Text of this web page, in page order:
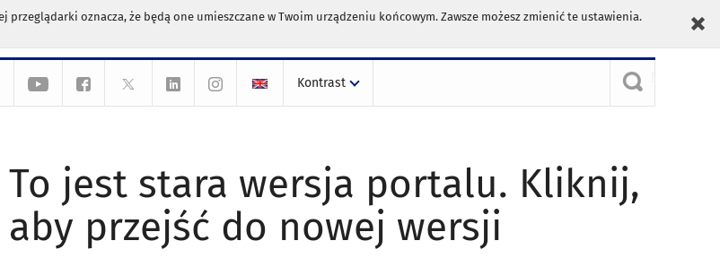
przeglądarki oznacza, że będą one umieszczane w Twoim urządzeniu końcowym. Zawsze możesz zmienić te ustawienia.
Kontrast
To jest stara wersja portalu. Kliknij,
aby przejść do nowej wersji